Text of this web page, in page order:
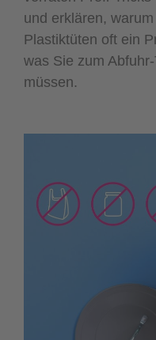
und erklären,
Plastiktüten oft ein
was Sie zum
müssen.